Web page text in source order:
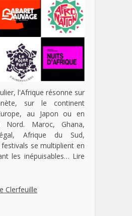
l'Afrique résonne sur
sur le continent
au Japon ou en
Nord. Maroc, Ghana,
Afrique du Sud,
se multiplient en
les inépuisables… Lire
Clerfeuille